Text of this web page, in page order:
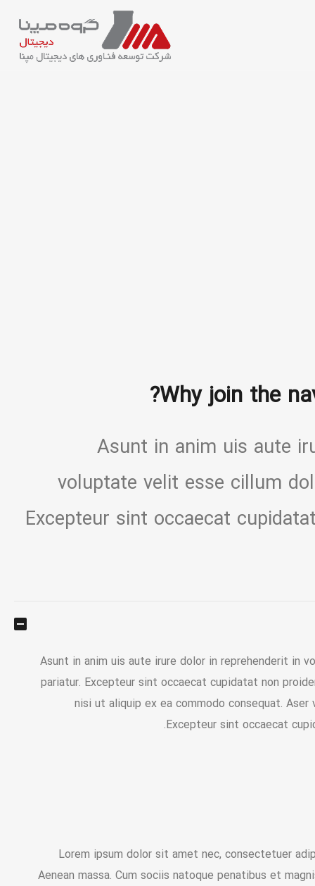
Why join the
Asunt in anim uis aute
voluptate velit esse cillum
Excepteur sint occaecat
Asunt in anim uis aute irure dolor in reprehenderit in
pariatur. Excepteur sint occaecat cupidatat non
nisi ut aliquip ex ea commodo consequat.
Excepteur sint occaecat
Lorem ipsum dolor sit amet nec, consectetuer
Aenean massa. Cum sociis natoque penatibus et